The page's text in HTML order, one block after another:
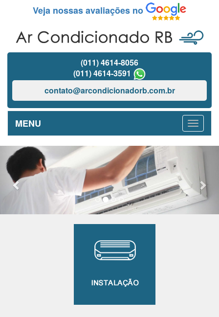
Veja nossas avaliações no
(011) 4614-8056
(011) 4614-3591
contato@arcondicionadorb.com.br
MENU
Previous